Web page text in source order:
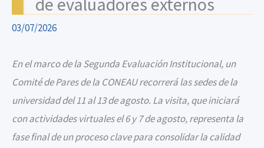
03/07/2026
En el marco de la Segunda Evaluación Institucional, un
Comité de Pares de la CONEAU recorrerá las sedes de la
universidad del 11 al 13 de agosto. La visita, que iniciará
con actividades virtuales el 6 y 7 de agosto, representa la
fase final de un proceso clave para consolidar la calidad